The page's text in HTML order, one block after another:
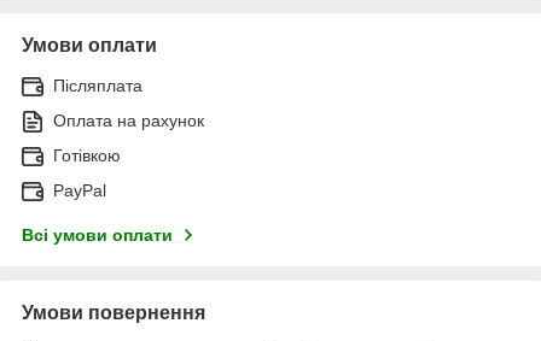
Умови оплати
Післяплата
Оплата на рахунок
Готівкою
PayPal
Всі умови оплати
Умови повернення